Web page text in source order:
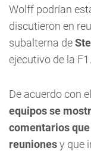
Wolff podrían
discutieron en
subalterna de
ejecutivo de la F1.
De acuerdo con
equipos se
comentarios
reunionesy que